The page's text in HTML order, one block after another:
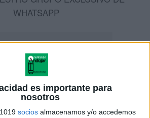
es importante para
nosotros
socios almacenamos y/o accedemos
WHATSAPP